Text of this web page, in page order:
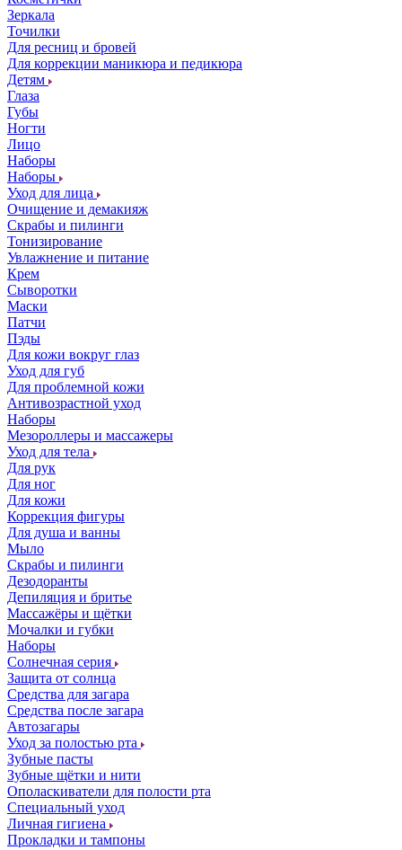
Зеркала
Точилки
Для ресниц и бровей
Для коррекции маникюра и педикюра
Детям
Глаза
Губы
Ногти
Лицо
Наборы
Наборы
Уход для лица
Очищение и демакияж
Скрабы и пилинги
Тонизирование
Увлажнение и питание
Крем
Сыворотки
Маски
Патчи
Пэды
Для кожи вокруг глаз
Уход для губ
Для проблемной кожи
Антивозрастной уход
Наборы
Мезороллеры и массажеры
Уход для тела
Для рук
Для ног
Для кожи
Коррекция фигуры
Для душа и ванны
Мыло
Скрабы и пилинги
Дезодоранты
Депиляция и бритье
Массажёры и щётки
Мочалки и губки
Наборы
Солнечная серия
Защита от солнца
Средства для загара
Средства после загара
Автозагары
Уход за полостью рта
Зубные пасты
Зубные щётки и нити
Ополаскиватели для полости рта
Специальный уход
Личная гигиена
Прокладки и тампоны